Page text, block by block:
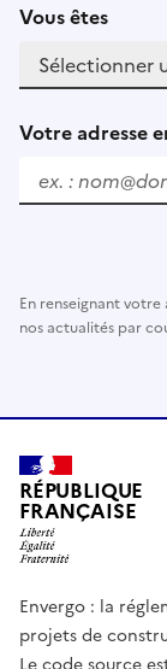
Vous êtes
Votre adresse
En renseignant
nos actualités par
RÉPUBLIQUE
FRANÇAISE
Envergo : la
projets de